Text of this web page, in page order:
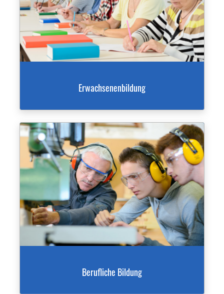
Erwachsenenbildung
Berufliche Bildung